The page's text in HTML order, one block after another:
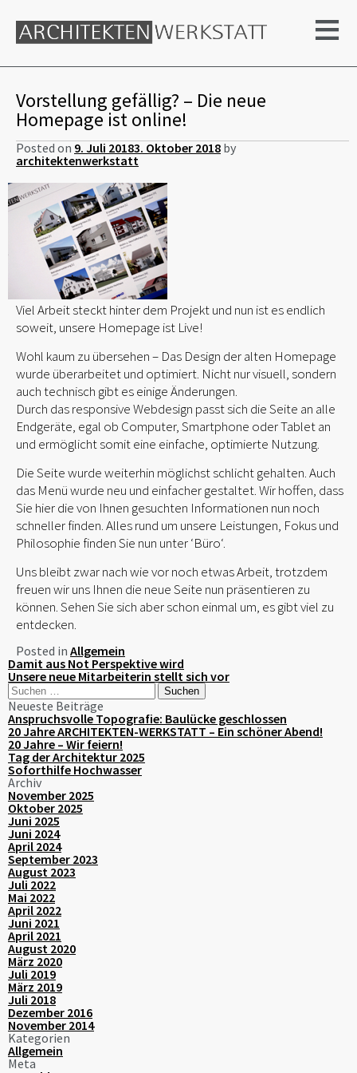
≡
Vorstellung gefällig? – Die neue
Homepage ist online!
Posted on 9. Juli 20183. Oktober 2018 by
architektenwerkstatt
Viel Arbeit steckt hinter dem Projekt und nun ist es endlich
soweit, unsere Homepage ist Live!
Wohl kaum zu übersehen – Das Design der alten Homepage
wurde überarbeitet und optimiert. Nicht nur visuell, sondern
auch technisch gibt es einige Änderungen.
Durch das responsive Webdesign passt sich die Seite an alle
Endgeräte, egal ob Computer, Smartphone oder Tablet an
und ermöglicht somit eine einfache, optimierte Nutzung.
Die Seite wurde weiterhin möglichst schlicht gehalten. Auch
das Menü wurde neu und einfacher gestaltet. Wir hoffen, dass
Sie hier die von Ihnen gesuchten Informationen nun noch
schneller finden. Alles rund um unsere Leistungen, Fokus und
Philosophie finden Sie nun unter ‘Büro‘.
Uns bleibt zwar nach wie vor noch etwas Arbeit, trotzdem
freuen wir uns Ihnen die neue Seite nun präsentieren zu
können. Sehen Sie sich aber schon einmal um, es gibt viel zu
entdecken.
Posted in Allgemein
Beitragsnavigation
Damit aus Not Perspektive wird
Unsere neue Mitarbeiterin stellt sich vor
Suchen
nach:
Neueste Beiträge
Anspruchsvolle Topografie: Baulücke geschlossen
20 Jahre ARCHITEKTEN-WERKSTATT – Ein schöner Abend!
20 Jahre – Wir feiern!
Tag der Architektur 2025
Soforthilfe Hochwasser
Archiv
November 2025
Oktober 2025
Juni 2025
Juni 2024
April 2024
September 2023
August 2023
Juli 2022
Mai 2022
April 2022
Juni 2021
April 2021
August 2020
März 2020
Juli 2019
März 2019
Juli 2018
Dezember 2016
November 2014
Kategorien
Allgemein
Meta